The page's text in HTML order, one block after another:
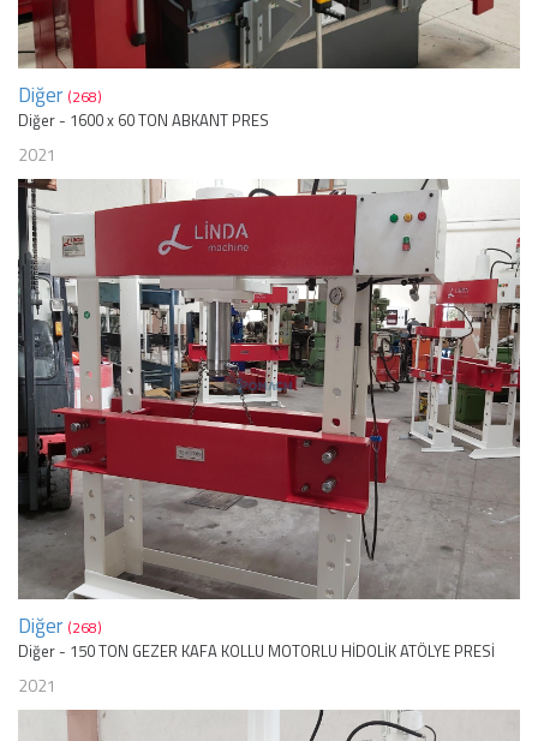
Diğer (268)
Diğer - 1600 x 60 TON ABKANT PRES
2021
Diğer (268)
Diğer - 150 TON GEZER KAFA KOLLU MOTORLU HİDOLİK ATÖLYE PRESİ
2021